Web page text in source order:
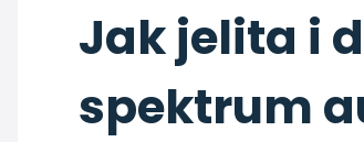
Jak jelita i
spektrum